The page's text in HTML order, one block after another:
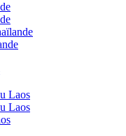
Laos
Laos